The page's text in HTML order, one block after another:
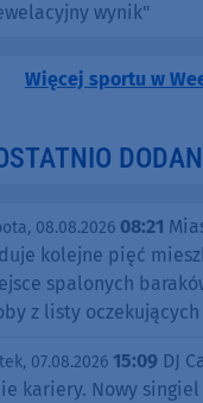
wynik"
Więcej sportu w
08.08.2026 08:21
kolejne pięć
spalonych
z listy oczekujących
07.08.2026 15:09 DJ
kariery. Nowy